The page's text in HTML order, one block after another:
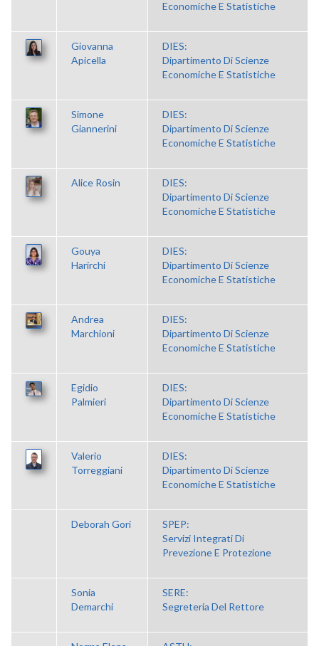
Economiche E Statistiche
Giovanna
Apicella
DIES:
Dipartimento Di Scienze
Economiche E Statistiche
Simone
Giannerini
DIES:
Dipartimento Di Scienze
Economiche E Statistiche
Alice Rosin
DIES:
Dipartimento Di Scienze
Economiche E Statistiche
Gouya
Harirchi
DIES:
Dipartimento Di Scienze
Economiche E Statistiche
Andrea
Marchioni
DIES:
Dipartimento Di Scienze
Economiche E Statistiche
Egidio
Palmieri
DIES:
Dipartimento Di Scienze
Economiche E Statistiche
Valerio
Torreggiani
DIES:
Dipartimento Di Scienze
Economiche E Statistiche
Deborah Gori
SPEP:
Servizi Integrati Di
Prevezione E Protezione
Sonia
Demarchi
SERE:
Segreteria Del Rettore